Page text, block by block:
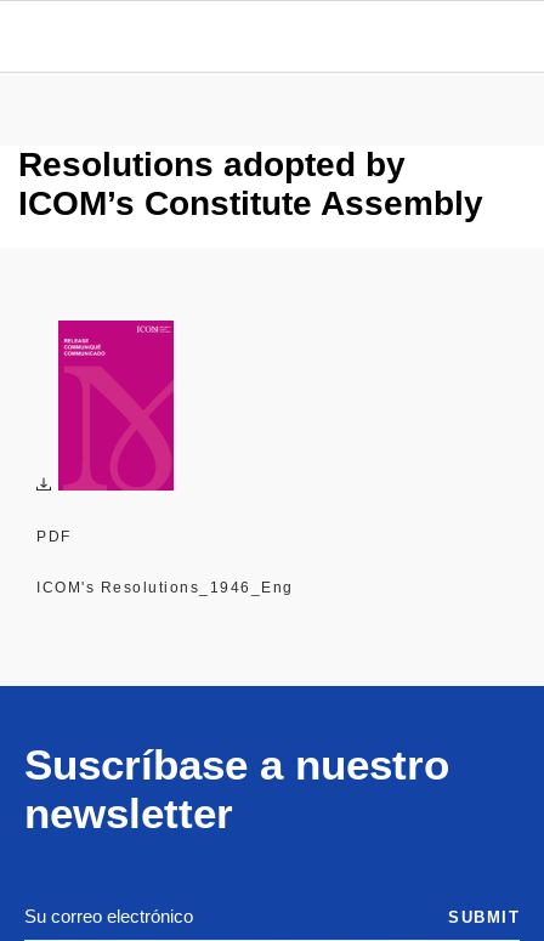
Resolutions adopted by
ICOM’s Constitute Assembly
PDF
ICOM's Resolutions_1946_Eng
Suscríbase a nuestro
newsletter
SUBMIT